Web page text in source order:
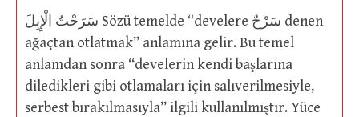
سَرَحْتُ الْإِبِلَ Sözü temelde “develere سَرْحٌ denen
ağaçtan otlatmak” anlamına gelir. Bu temel
anlamdan sonra “develerin kendi başlarına
diledikleri gibi otlamaları için salıverilmesiyle,
serbest bırakılmasıyla” ilgili kullanılmıştır. Yüce